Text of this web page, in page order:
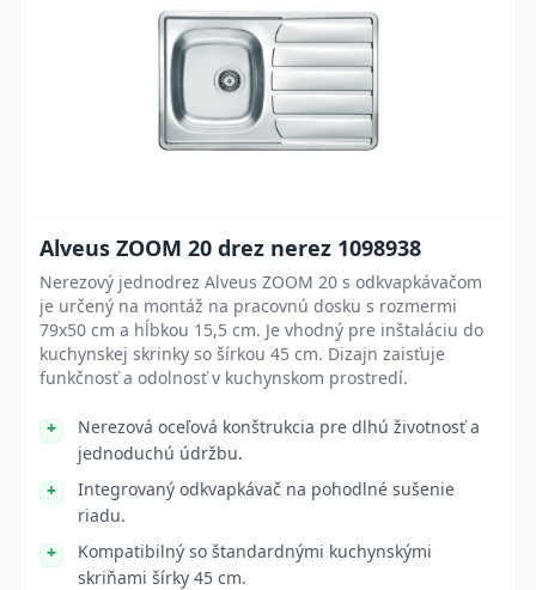
Alveus ZOOM 20 drez nerez 1098938
Nerezový jednodrez Alveus ZOOM 20 s odkvapkávačom
je určený na montáž na pracovnú dosku s rozmermi
79x50 cm a hĺbkou 15,5 cm. Je vhodný pre inštaláciu do
kuchynskej skrinky so šírkou 45 cm. Dizajn zaisťuje
funkčnosť a odolnosť v kuchynskom prostredí.
Nerezová oceľová konštrukcia pre dlhú životnosť a
jednoduchú údržbu.
Integrovaný odkvapkávač na pohodlné sušenie
riadu.
Kompatibilný so štandardnými kuchynskými
skriňami šírky 45 cm.